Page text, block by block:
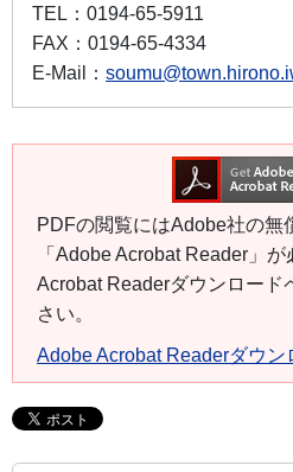
TEL： 0194-65-5911
FAX： 0194-65-4334
E-Mail：
PDFの閲覧にはAdobe社の無
「Adobe Acrobat Reader」
Acrobat Readerダウンロード
さい。
Adobe Acrobat Readerダウン